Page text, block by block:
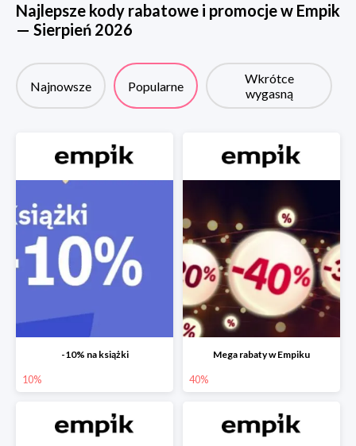
Najlepsze kody rabatowe i promocje w Empik
— Sierpień 2026
Najnowsze Popularne
Wkrótce
wygasną
-10% na książki
10%
Mega rabaty w Empiku
40%